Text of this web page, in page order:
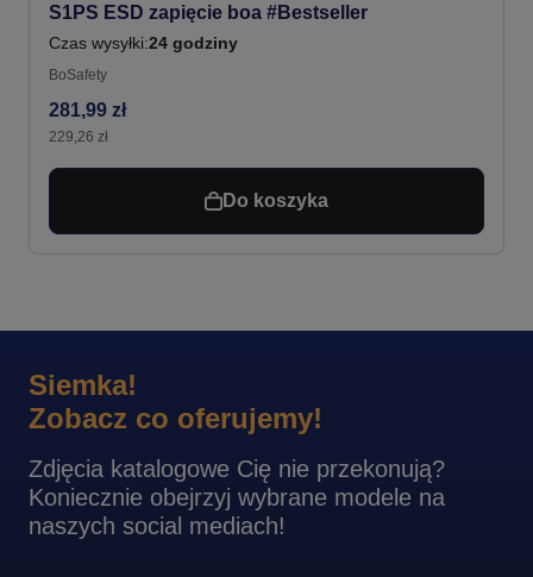
S1PS ESD zapięcie boa #Bestseller
Czas wysyłki:24 godziny
BoSafety
281,99 zł
229,26 zł
Do koszyka
Siemka!
Zobacz co oferujemy!
Zdjęcia katalogowe Cię nie przekonują?
Koniecznie obejrzyj wybrane modele na
naszych social mediach!